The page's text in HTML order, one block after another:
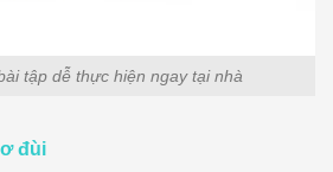
tập dễ thực hiện ngay tại nhà
đùi